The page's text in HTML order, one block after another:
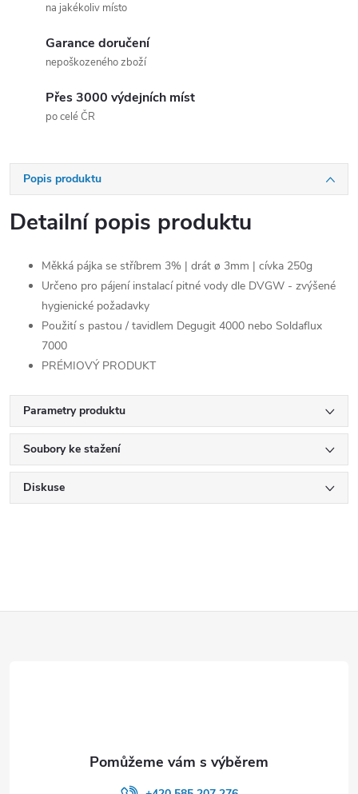
na jakékoliv místo
Garance doručení
nepoškozeného zboží
Přes 3000 výdejních míst
po celé ČR
Popis produktu
Detailní popis produktu
Měkká pájka se stříbrem 3% | drát ø 3mm | cívka 250g
Určeno pro pájení instalací pitné vody dle DVGW - zvýšené
hygienické požadavky
Použití s pastou / tavidlem Degugit 4000 nebo Soldaflux
7000
PRÉMIOVÝ PRODUKT
Parametry produktu
Soubory ke stažení
Diskuse